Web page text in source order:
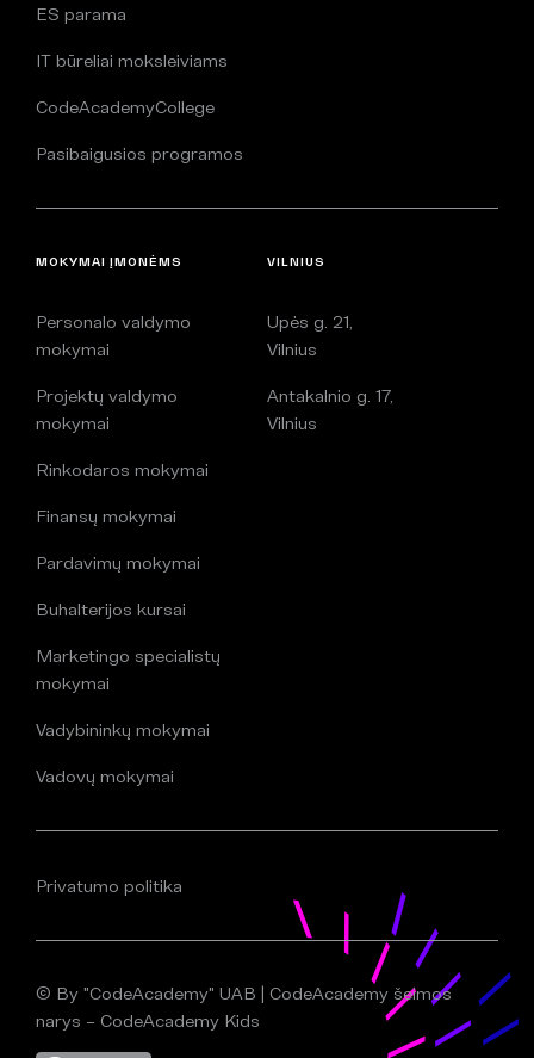
ES parama
IT būreliai moksleiviams
CodeAcademyCollege
Pasibaigusios programos
MOKYMAI ĮMONĖMS
Personalo valdymo
mokymai
Projektų valdymo
mokymai
Rinkodaros mokymai
Finansų mokymai
Pardavimų mokymai
Buhalterijos kursai
Marketingo specialistų
mokymai
Vadybininkų mokymai
Vadovų mokymai
VILNIUS
Upės g. 21,
Vilnius
Antakalnio g. 17,
Vilnius
Privatumo politika
© By "CodeAcademy" UAB | CodeAcademy šeimos
narys – CodeAcademy Kids